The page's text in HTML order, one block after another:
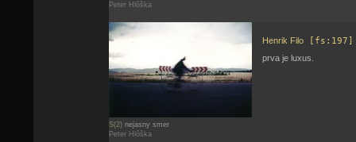
Peter Hlôška
S(2) nejasny smer
Peter Hlôška
Henrik Filo [fs:197]
prva je luxus.